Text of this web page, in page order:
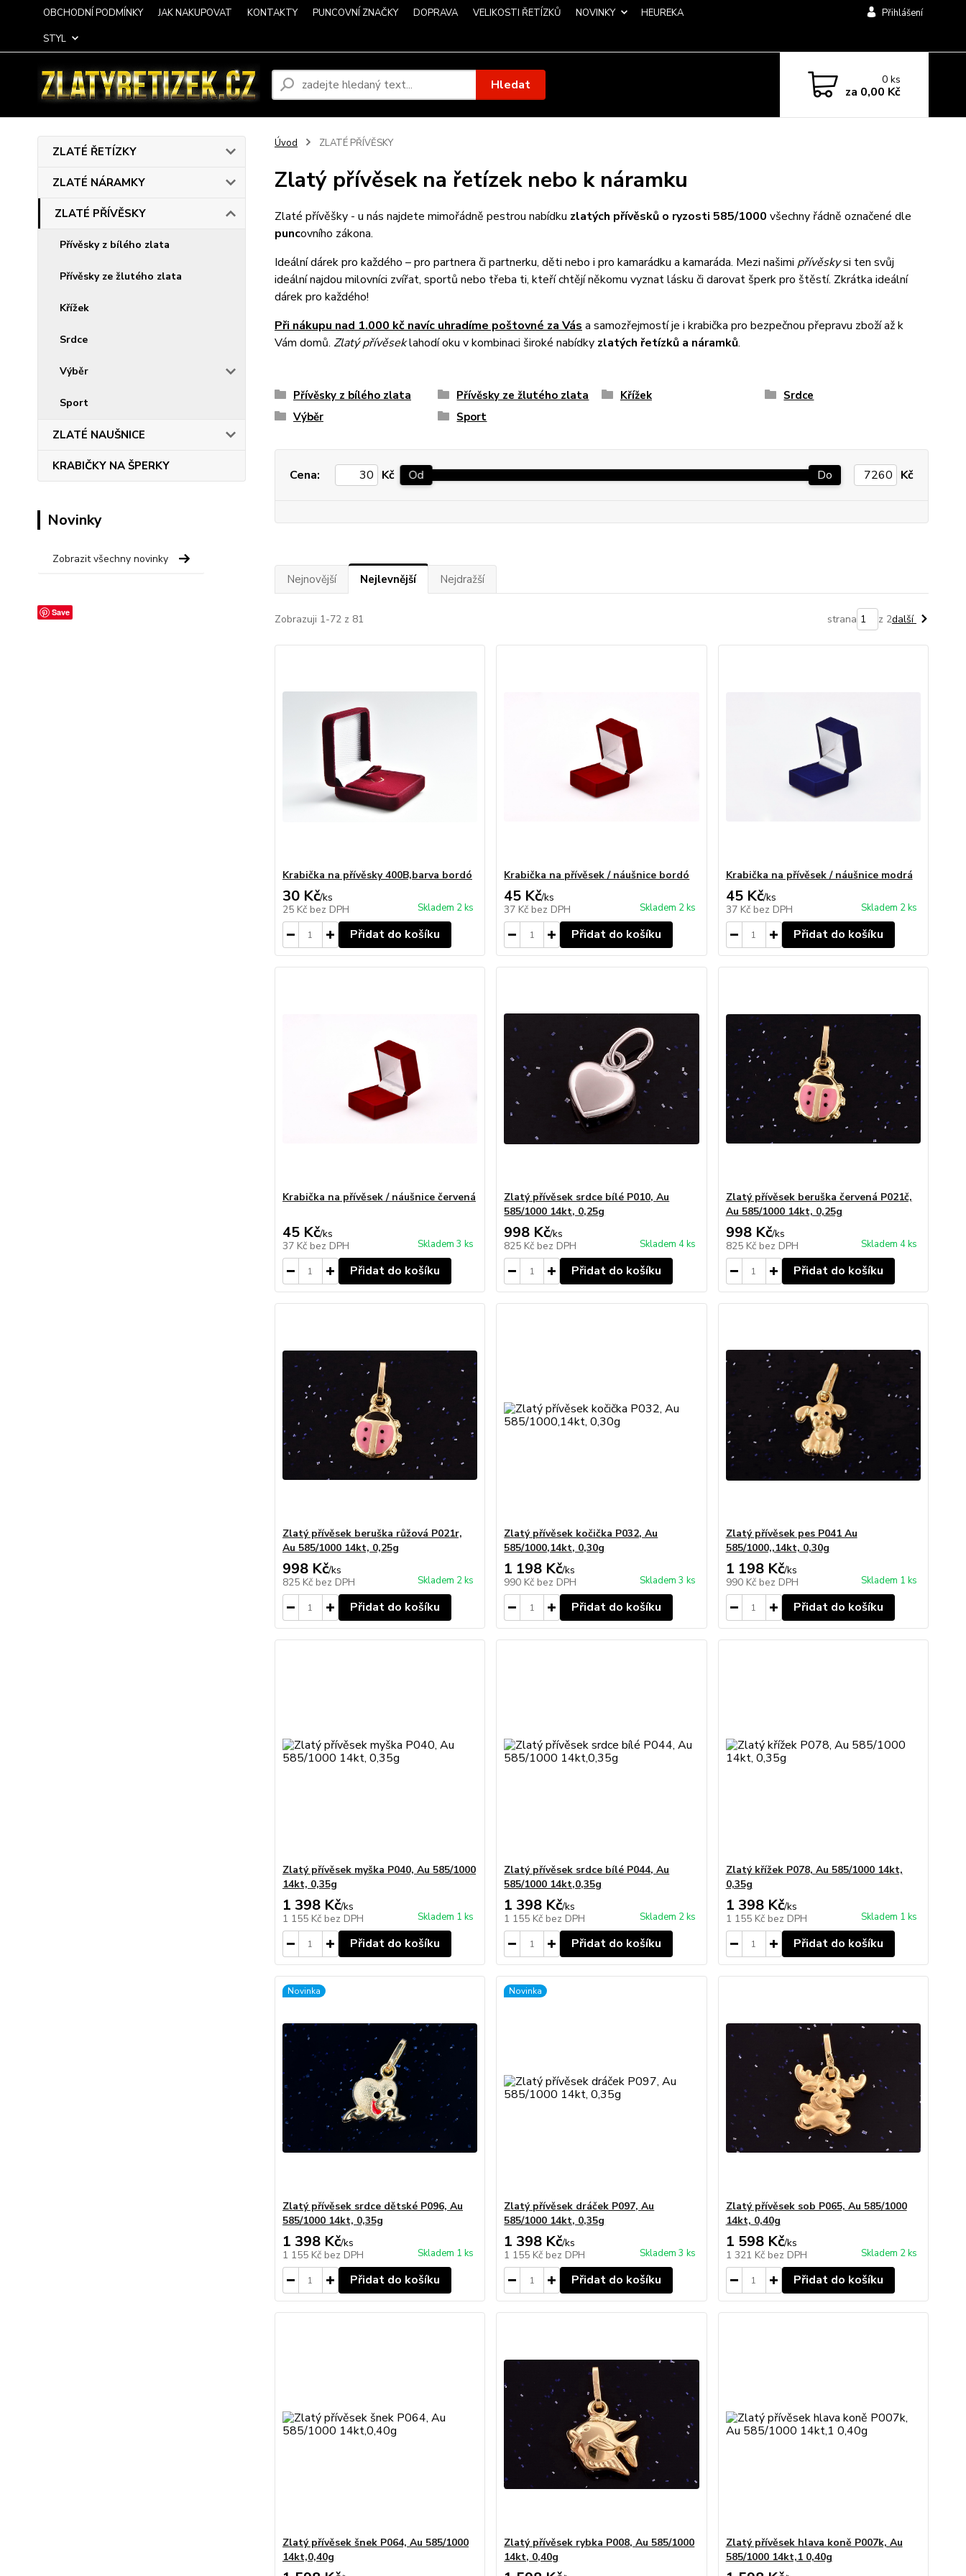
OBCHODNÍ PODMÍNKY JAK NAKUPOVAT KONTAKTY PUNCOVNÍ ZNAČKY DOPRAVA VELIKOSTI ŘETÍZKŮ NOVINKY
HEUREKA
STYL
Přihlášení
Hledat 0ks
za 0,00 Kč
ZLATÉ ŘETÍZKY
ZLATÉ NÁRAMKY
ZLATÉ PŘÍVĚSKY
Přívěsky z bílého zlata
Přívěsky ze žlutého zlata
Křížek
Srdce
Výběr
Sport
ZLATÉ NAUŠNICE
KRABIČKY NA ŠPERKY
Novinky
Zobrazit všechny novinky
Save
Úvod ZLATÉ PŘÍVĚSKY
Zlatý přívěsek na řetízek nebo k náramku
Zlaté přívěšky - u nás najdete mimořádně pestrou nabídku zlatých přívěsků o ryzosti 585/1000 všechny řádně označené dle
puncovního zákona.
Ideální dárek pro každého – pro partnera či partnerku, děti nebo i pro kamarádku a kamaráda. Mezi našimi přívěskysi ten svůj
ideální najdou milovníci zvířat, sportů nebo třeba ti, kteří chtějí někomu vyznat lásku či darovat šperk pro štěstí. Zkrátka ideální
dárek pro každého!
Při nákupu nad 1.000 kč navíc uhradíme poštovné za Vás a samozřejmostí je i krabička pro bezpečnou přepravu zboží až k
Vám domů. Zlatý přívěseklahodí oku v kombinaci široké nabídky zlatých řetízků a náramků.
Přívěsky z bílého zlata Přívěsky ze žlutého zlata Křížek
Srdce
Výběr
Sport
Cena: Kč Od Do Kč
Nejnovější Nejlevnější Nejdražší
Zobrazuji 1-72 z 81 strana z 2další
Krabička na přívěsky 400B,barva bordó
30 Kč/ks
25 Kč bez DPH Skladem 2 ks
Přidat do košíku
Krabička na přívěsek / náušnice bordó
45 Kč/ks
37 Kč bez DPH Skladem 2 ks
Přidat do košíku
Krabička na přívěsek / náušnice modrá
45 Kč/ks
37 Kč bez DPH Skladem 2 ks
Přidat do košíku
Krabička na přívěsek / náušnice červená
45 Kč/ks
37 Kč bez DPH Skladem 3 ks
Přidat do košíku
Zlatý přívěsek srdce bílé P010, Au
585/1000 14kt, 0,25g
998 Kč/ks
825 Kč bez DPH Skladem 4 ks
Přidat do košíku
Zlatý přívěsek beruška červená P021č,
Au 585/1000 14kt, 0,25g
998 Kč/ks
825 Kč bez DPH Skladem 4 ks
Přidat do košíku
Zlatý přívěsek beruška růžová P021r,
Au 585/1000 14kt, 0,25g
998 Kč/ks
825 Kč bez DPH Skladem 2 ks
Přidat do košíku
Zlatý přívěsek kočička P032, Au
585/1000,14kt, 0,30g
1 198 Kč/ks
990 Kč bez DPH Skladem 3 ks
Přidat do košíku
Zlatý přívěsek pes P041 Au
585/1000,,14kt, 0,30g
1 198 Kč/ks
990 Kč bez DPH Skladem 1 ks
Přidat do košíku
Zlatý přívěsek myška P040, Au 585/1000
14kt, 0,35g
1 398 Kč/ks
1 155 Kč bez DPH Skladem 1 ks
Přidat do košíku
Zlatý přívěsek srdce bílé P044, Au
585/1000 14kt,0,35g
1 398 Kč/ks
1 155 Kč bez DPH Skladem 2 ks
Přidat do košíku
Zlatý křížek P078, Au 585/1000 14kt,
0,35g
1 398 Kč/ks
1 155 Kč bez DPH Skladem 1 ks
Přidat do košíku
Novinka
Zlatý přívěsek srdce dětské P096, Au
585/1000 14kt, 0,35g
1 398 Kč/ks
1 155 Kč bez DPH Skladem 1 ks
Přidat do košíku
Novinka
Zlatý přívěsek dráček P097, Au
585/1000 14kt, 0,35g
1 398 Kč/ks
1 155 Kč bez DPH Skladem 3 ks
Přidat do košíku
Zlatý přívěsek sob P065, Au 585/1000
14kt, 0,40g
1 598 Kč/ks
1 321 Kč bez DPH Skladem 2 ks
Přidat do košíku
Zlatý přívěsek šnek P064, Au 585/1000
14kt,0,40g
Zlatý přívěsek rybka P008, Au 585/1000
14kt, 0,40g
Zlatý přívěsek hlava koně P007k, Au
585/1000 14kt,1 0,40g